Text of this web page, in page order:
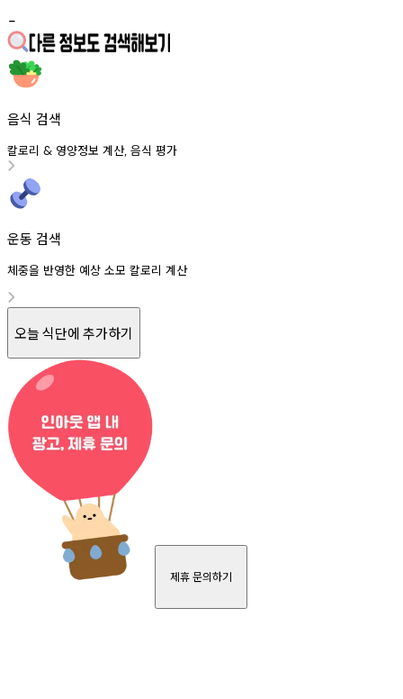
-
음식 검색
칼로리 & 영양정보 계산, 음식 평가
운동 검색
체중을 반영한 예상 소모 칼로리 계산
오늘 식단에 추가하기
제휴 문의하기